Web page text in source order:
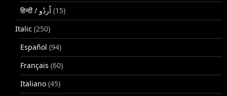
(15)
Italic (250)
Español (94)
Français (60)
Italiano (45)